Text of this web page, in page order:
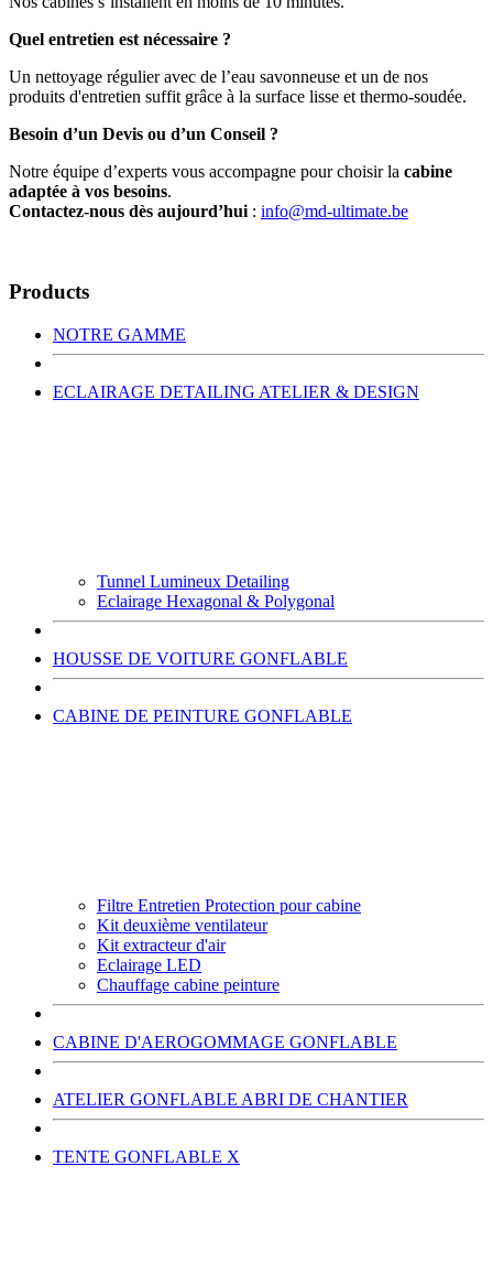
Quel entretien est nécessaire ?
Un nettoyage régulier avec de l’eau savonneuse et un de nos
produits d'entretien suffit grâce à la surface lisse et thermo-soudée.
Besoin d’un Devis ou d’un Conseil ?
Notre équipe d’experts vous accompagne pour choisir la cabine
adaptée à vos besoins.
Contactez-nous dès aujourd’hui : info@md-ultimate.be
Products
NOTRE GAMME
ECLAIRAGE DETAILING ATELIER & DESIGN
Tunnel Lumineux Detailing
Eclairage Hexagonal & Polygonal
HOUSSE DE VOITURE GONFLABLE
CABINE DE PEINTURE GONFLABLE
Filtre Entretien Protection pour cabine
Kit deuxième ventilateur
Kit extracteur d'air
Eclairage LED
Chauffage cabine peinture
CABINE D'AEROGOMMAGE GONFLABLE
ATELIER GONFLABLE ABRI DE CHANTIER
TENTE GONFLABLE X